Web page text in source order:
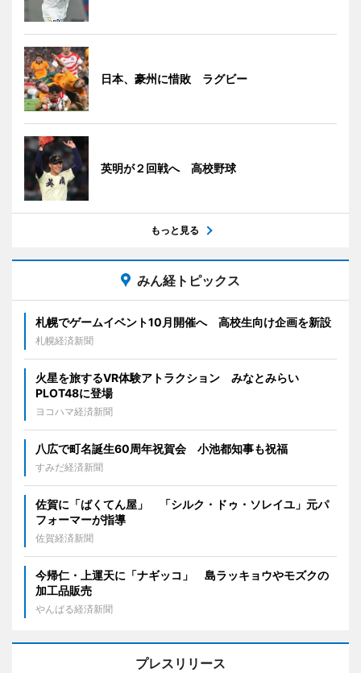
日本、豪州に惜敗 ラグビー
英明が２回戦へ 高校野球
もっと見る
みん経トピックス
札幌でゲームイベント10月開催へ 高校生向け企画を新設
札幌経済新聞
火星を旅するVR体験アトラクション みなとみらい
PLOT48に登場
ヨコハマ経済新聞
八広で町名誕生60周年祝賀会 小池都知事も祝福
すみだ経済新聞
佐賀に「ばくてん屋」 「シルク・ドゥ・ソレイユ」元パ
フォーマーが指導
佐賀経済新聞
今帰仁・上運天に「ナギッコ」 島ラッキョウやモズクの
加工品販売
やんばる経済新聞
プレスリリース